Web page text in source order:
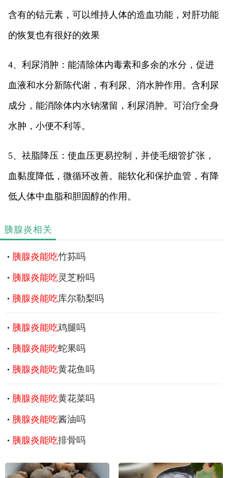
含有的钴元素，可以维持人体的造血功能，对肝功能
的恢复也有很好的效果
4、利尿消肿：能清除体内毒素和多余的水分，促进
血液和水分新陈代谢，有利尿、消水肿作用。含利尿
成分，能消除体内水钠潴留，利尿消肿。可治疗全身
水肿，小便不利等。
5、祛脂降压：使血压更易控制，并使毛细管扩张，
血黏度降低，微循环改善。能软化和保护血管，有降
低人体中血脂和胆固醇的作用。
胰腺炎相关
胰腺炎能吃竹荪吗
胰腺炎能吃灵芝粉吗
胰腺炎能吃库尔勒梨吗
胰腺炎能吃鸡腿吗
胰腺炎能吃蛇果吗
胰腺炎能吃黄花鱼吗
胰腺炎能吃黄花菜吗
胰腺炎能吃酱油吗
胰腺炎能吃排骨吗